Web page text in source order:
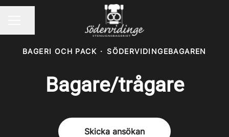
BAGERI OCH PACK · SÖDERVIDINGEBAGAREN
Bagare/trågare
Skicka ansökan